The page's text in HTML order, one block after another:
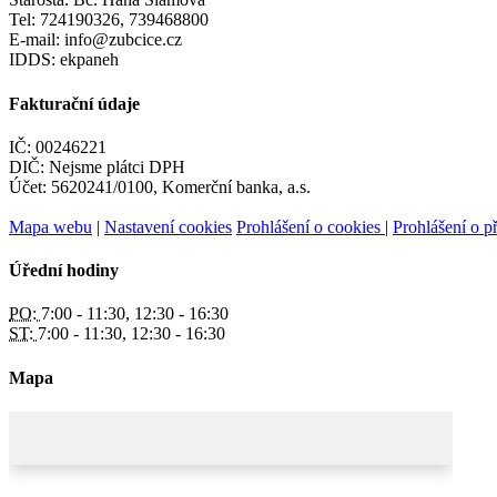
Tel: 724190326, 739468800
E-mail: info@zubcice.cz
IDDS: ekpaneh
Fakturační údaje
IČ: 00246221
DIČ: Nejsme plátci DPH
Účet: 5620241/0100, Komerční banka, a.s.
Mapa webu | Nastavení cookies Prohlášení o cookies | Prohlášení o
Úřední hodiny
PO: 7:00 - 11:30, 12:30 - 16:30
ST: 7:00 - 11:30, 12:30 - 16:30
Mapa